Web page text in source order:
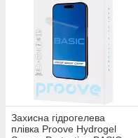
Захисна гідрогелева
плівка Proove Hydrogel